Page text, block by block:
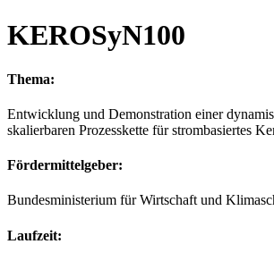
KEROSyN100
Thema:
Entwicklung und Demonstration einer
skalierbaren Prozesskette für strombasiertes
Fördermittelgeber:
Bundesministerium für Wirtschaft und
Laufzeit: